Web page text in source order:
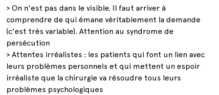
> On n'est pas dans le visible. Il faut arriver à
comprendre de qui émane véritablement la demande
(c'est très variable). Attention au syndrome de
persécution
> Attentes irréalistes : les patients qui font un lien avec
leurs problèmes personnels et qui mettent un espoir
irréaliste que la chirurgie va résoudre tous leurs
problèmes psychologiques